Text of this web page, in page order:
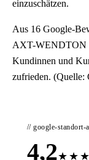
einzuschätzen.
Aus 16 Google-
AXT-WENDTON
Kundinnen und
zufrieden. (Quelle:
// google-standort-
4,2★ ★ ★